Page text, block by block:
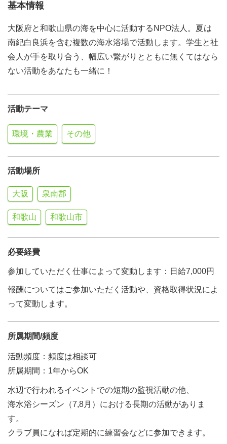
基本情報
大阪府と和歌山県の海を中心に活動するNPO法人。夏は
南紀白良浜を含む複数の海水浴場で活動します。学生と社
会人が手を取り合う、幅広い繋がりとともに無くてはなら
ない活動をあなたも一緒に！
活動テーマ
環境・農業 その他
活動場所
大阪 泉南郡
和歌山 和歌山市
必要経費
参加していただく仕事によって変動します：日給7,000円
報酬についてはご参加いただく活動や、資格取得状況によ
って変動します。
所属期間/頻度
活動頻度：頻度は相談可
所属期間：1年からOK
水辺で行われるイベントでの短期の監視活動の他、
海水浴シーズン（7,8月）における長期の活動がありま
す。
クラブ員になれば定期的に練習会などに参加できます。